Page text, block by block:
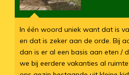
In één woord uniek want dat is
en dat is zeker aan de orde. Bij
dan is er al een basis aan eten /
we bij eerdere vakanties al